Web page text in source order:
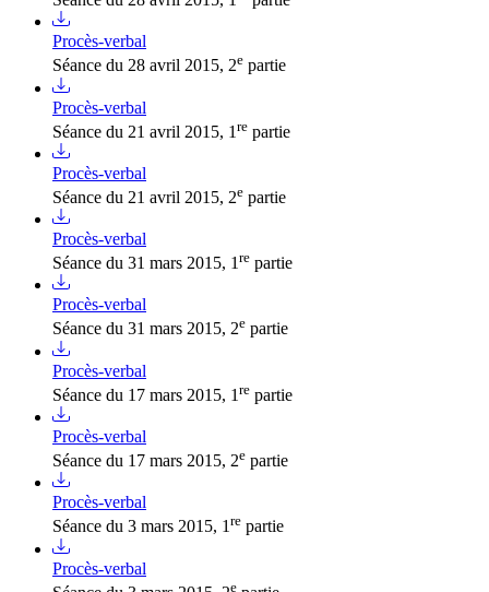
Procès-verbal
Séance du 28 avril 2015, 2e partie
Procès-verbal
Séance du 21 avril 2015, 1 re partie
Procès-verbal
Séance du 21 avril 2015, 2e partie
Procès-verbal
Séance du 31 mars 2015, 1re partie
Procès-verbal
Séance du 31 mars 2015, 2e partie
Procès-verbal
Séance du 17 mars 2015, 1 re partie
Procès-verbal
Séance du 17 mars 2015, 2e partie
Procès-verbal
Séance du 3 mars 2015, 1re partie
Procès-verbal
e